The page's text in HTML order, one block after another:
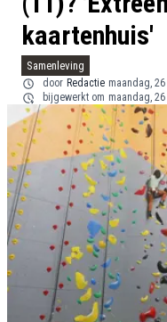
kaartenhuis'
Samenleving
door Redactie maandag,
bijgewerkt om maandag,